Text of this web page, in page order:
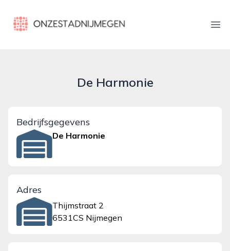
onzestadnijmegen.nl
De Harmonie
Bedrijfsgegevens
De Harmonie
Adres
Thijmstraat 2
6531CS Nijmegen